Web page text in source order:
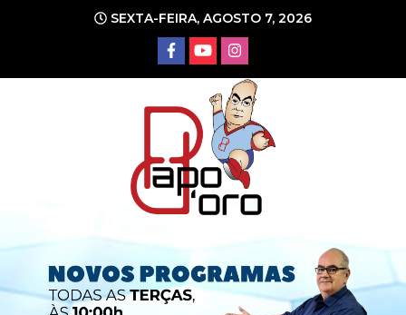
conteúdo
SEXTA-FEIRA, AGOSTO 7, 2026